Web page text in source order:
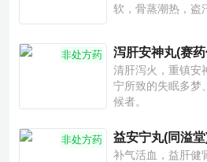
软，骨蒸潮热，盗
非处方药 泻肝安神丸(赛
清肝泻火，重镇安
宁所致的失眠多梦
候者。
非处方药 益安宁丸(同溢
补气活血，益肝健